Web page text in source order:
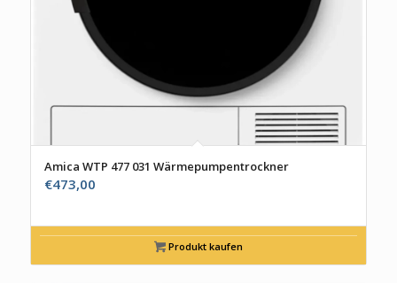
Amica WTP 477 031 Wärmepumpentrockner
€473,00
Produkt kaufen